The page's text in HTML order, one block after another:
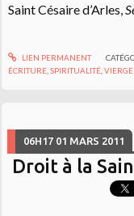
Saint Césaire d’Arles,
LIEN PERMANENT
ÉCRITURE ,SPIRITUALITÉ ,
06H17 01 MARS 2011
Droit à la